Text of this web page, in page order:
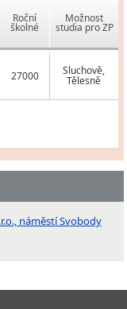
Roční
školné
Možnost
studia pro ZP
27000 Sluchově,
Tělesně
náměstí Svobody